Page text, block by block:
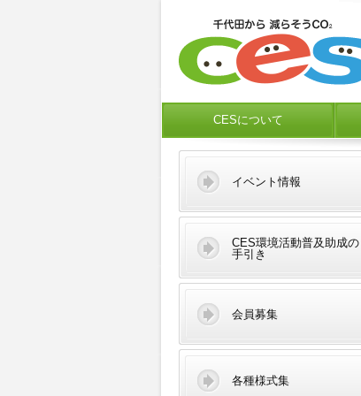
CESについて
イベント情報
CES環境活動普及助成の
手引き
会員募集
各種様式集